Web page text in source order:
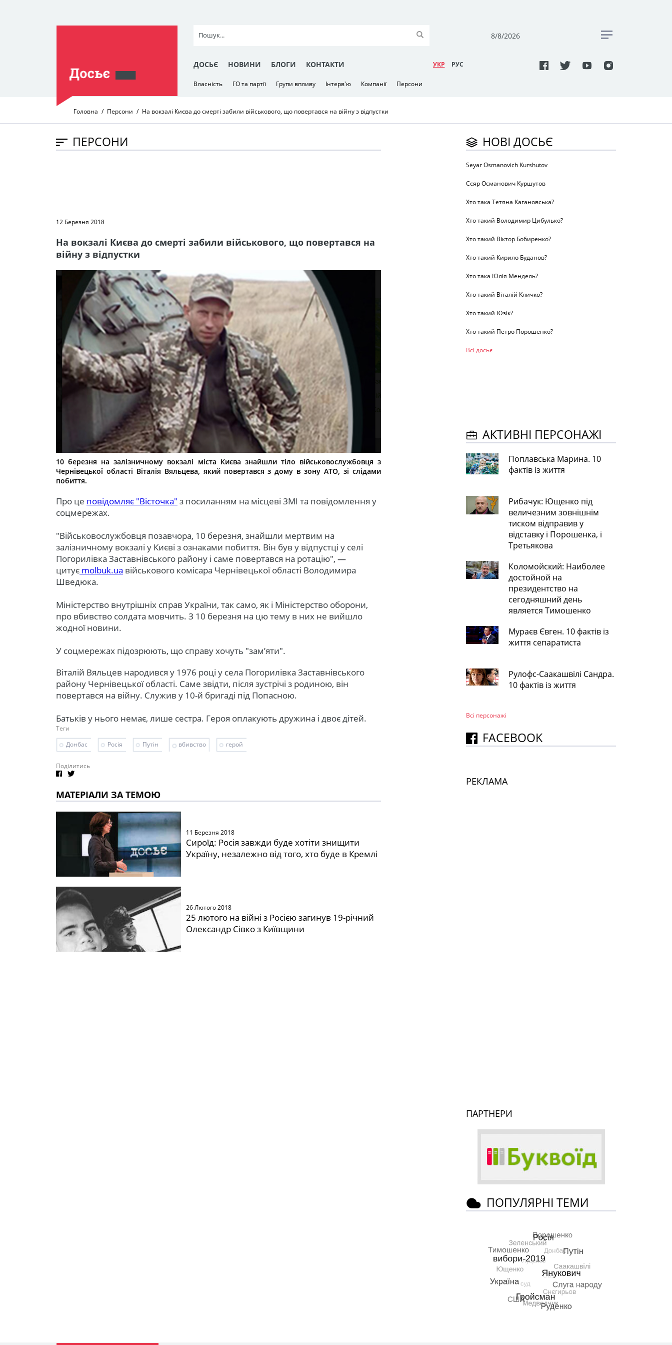
8/8/2026
ДОСЬЄ НОВИНИ БЛОГИ КОНТАКТИ УКР РУC
Власність ГО та партії Групи впливу Інтерв'ю Компанії Персони
Головна Персони На вокзалі Києва до смерті забили військового, що повертався на війну з відпустки
ПЕРСОНИ
12 Березня 2018
На вокзалі Києва до смерті забили військового, що повертався на
війну з відпустки
10 березня на залізничному вокзалі міста Києва знайшли тіло військовослужбовця з
Чернівецької області Віталія Вяльцева, який повертався з дому в зону АТО, зі слідами
побиття.
Про це повідомляє "Вісточка" з посиланням на місцеві ЗМІ та повідомлення у
соцмережах.
"Військовослужбовця позавчора, 10 березня, знайшли мертвим на
залізничному вокзалі у Києві з ознаками побиття. Він був у відпустці у селі
Погорилівка Заставнівського району і саме повертався на ротацію", —
цитує molbuk.ua військового комісара Чернівецької області Володимира
Шведюка.
Міністерство внутрішніх справ України, так само, як і Міністерство оборони,
про вбивство солдата мовчить. З 10 березня на цю тему в них не вийшло
жодної новини.
У соцмережах підозрюють, що справу хочуть "зам’яти".
Віталій Вяльцев народився у 1976 році у села Погорилівка Заставнівського
району Чернівецької області. Саме звідти, після зустрічі з родиною, він
повертався на війну. Служив у 10-й бригаді під Попасною.
Батьків у нього немає, лише сестра. Героя оплакують дружина і двоє дітей.
Теги
Донбас
Росія Путін вбивство герой
Поділитись
МАТЕРІАЛИ ЗА ТЕМОЮ
11 Березня 2018
Сироїд: Росія завжди буде хотіти знищити
Україну, незалежно від того, хто буде в Кремлі
26 Лютого 2018
25 лютого на війні з Росією загинув 19-річний
Олександр Сівко з Київщини
НОВІ ДОСЬЄ
Seyar Osmanovich Kurshutov
Сєяр Османович Куршутов
Хто така Тетяна Кагановська?
Хто такий Володимир Цибулько?
Хто такий Віктор Бобиренко?
Хто такий Кирило Буданов?
Хто така Юлія Мендель?
Хто такий Віталій Кличко?
Хто такий Юзік?
Хто такий Петро Порошенко?
Всі досьє
АКТИВНІ ПЕРСОНАЖІ
Поплавська Марина. 10
фактів із життя
Рибачук: Ющенко під
величезним зовнішнім
тиском відправив у
відставку і Порошенка, і
Третьякова
Коломойский: Наиболее
достойной на
президентство на
сегодняшний день
является Тимошенко
Мураєв Євген. 10 фактів із
життя сепаратиста
Рулофс-Саакашвілі Сандра.
10 фактів із життя
Всі персонажi
FACEBOOK
РЕКЛАМА
ПАРТНЕРИ
ПОПУЛЯРНІ ТЕМИ